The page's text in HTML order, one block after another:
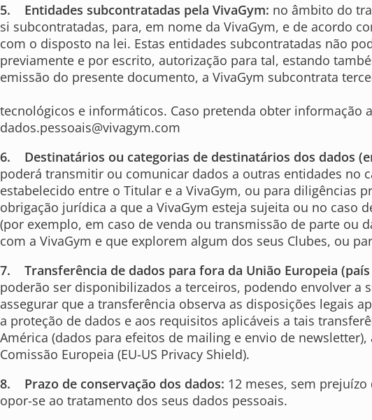
5. Entidades subcontratadas pela VivaGym: no âmbito do
si subcontratadas, para, em nome da VivaGym, e de acordo
com o disposto na lei. Estas entidades subcontratadas não
previamente e por escrito, autorização para tal, estando
emissão do presente documento, a VivaGym subcontrata
tecnológicos e informáticos. Caso pretenda obter informação
dados.pessoais@vivagym.com
6. Destinatários ou categorias de destinatários dos dados
poderá transmitir ou comunicar dados a outras entidades no
estabelecido entre o Titular e a VivaGym, ou para diligências
obrigação jurídica a que a VivaGym esteja sujeita ou no caso
(por exemplo, em caso de venda ou transmissão de parte ou
com a VivaGym e que explorem algum dos seus Clubes, ou
7. Transferência de dados para fora da União Europeia
poderão ser disponibilizados a terceiros, podendo envolver a
assegurar que a transferência observa as disposições legais
a proteção de dados e aos requisitos aplicáveis a tais
América (dados para efeitos de mailing e envio de
Comissão Europeia (EU-US Privacy Shield).
8. Prazo de conservação dos dados: 12 meses, sem
opor-se ao tratamento dos seus dados pessoais.